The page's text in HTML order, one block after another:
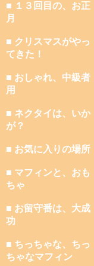
■ １３回目の、お正
月
■ クリスマスがやっ
てきた！
■ おしゃれ、中級者
用
■ ネクタイは、いか
が？
■ お気に入りの場所
■ マフィンと、おも
ちゃ
■ お留守番は、大成
功
■ ちっちゃな、ちっ
ちゃなマフィン